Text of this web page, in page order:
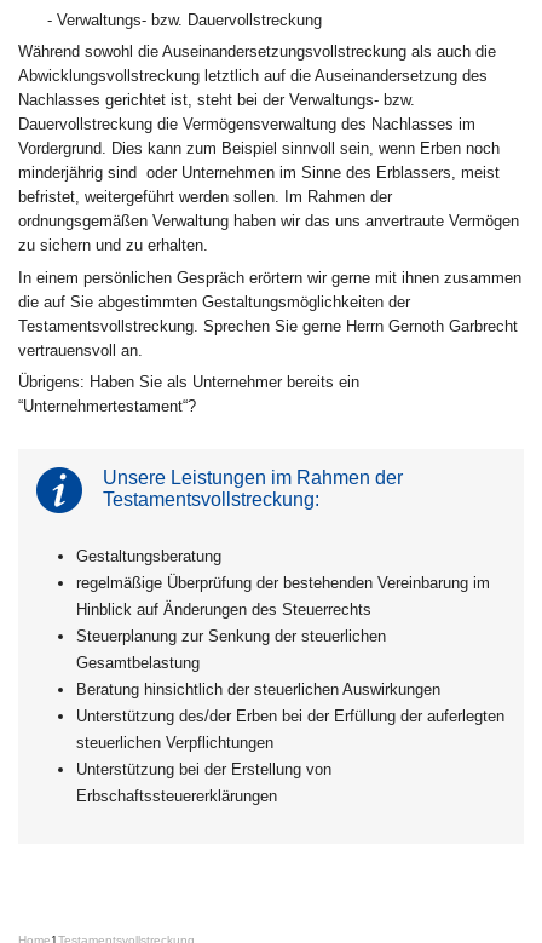
- Verwaltungs- bzw. Dauervollstreckung
Während sowohl die Auseinandersetzungsvollstreckung als auch die
Abwicklungsvollstreckung letztlich auf die Auseinandersetzung des
Nachlasses gerichtet ist, steht bei der Verwaltungs- bzw.
Dauervollstreckung die Vermögensverwaltung des Nachlasses im
Vordergrund. Dies kann zum Beispiel sinnvoll sein, wenn Erben noch
minderjährig sind oder Unternehmen im Sinne des Erblassers, meist
befristet, weitergeführt werden sollen. Im Rahmen der
ordnungsgemäßen Verwaltung haben wir das uns anvertraute Vermögen
zu sichern und zu erhalten.
In einem persönlichen Gespräch erörtern wir gerne mit ihnen zusammen
die auf Sie abgestimmten Gestaltungsmöglichkeiten der
Testamentsvollstreckung. Sprechen Sie gerne Herrn Gernoth Garbrecht
vertrauensvoll an.
Übrigens: Haben Sie als Unternehmer bereits ein
“Unternehmertestament“?
Unsere Leistungen im Rahmen der
Testamentsvollstreckung:
Gestaltungsberatung
regelmäßige Überprüfung der bestehenden Vereinbarung im
Hinblick auf Änderungen des Steuerrechts
Steuerplanung zur Senkung der steuerlichen
Gesamtbelastung
Beratung hinsichtlich der steuerlichen Auswirkungen
Unterstützung des/der Erben bei der Erfüllung der auferlegten
steuerlichen Verpflichtungen
Unterstützung bei der Erstellung von
Erbschaftssteuererklärungen